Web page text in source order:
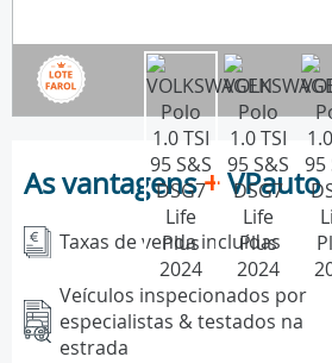
As vantagens+VPauto
Taxas de venda incluídas
Veículos inspecionados por
especialistas & testados na
estrada